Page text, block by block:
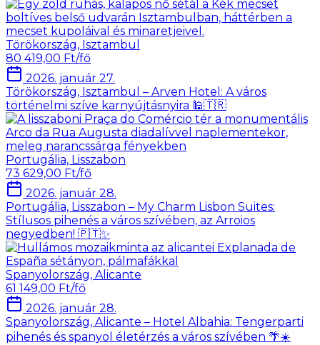
Törökország, Isztambul
80 419,00 Ft/fő
2026. január 27.
Törökország, Isztambul – Arven Hotel: A város
történelmi szíve karnyújtásnyira 🕌🇹🇷
Portugália, Lisszabon
73 629,00 Ft/fő
2026. január 28.
Portugália, Lisszabon – My Charm Lisbon Suites:
Stílusos pihenés a város szívében, az Arroios
negyedben! 🇵🇹✨
Spanyolország, Alicante
61 149,00 Ft/fő
2026. január 28.
Spanyolország, Alicante – Hotel Albahia: Tengerparti
pihenés és spanyol életérzés a város szívében 🌴☀️